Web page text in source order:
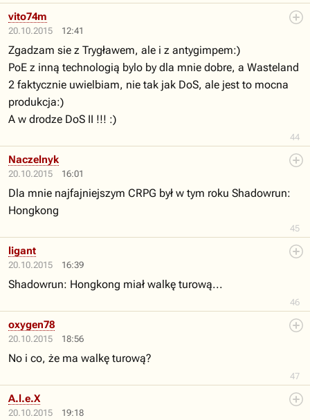
20.10.2015 12:41
44
vito74m
Zgadzam sie z Trygławem, ale i z antygimpem:)
PoE z inną technologią bylo by dla mnie dobre, a Wasteland
2 faktycznie uwielbiam, nie tak jak DoS, ale jest to mocna
produkcja:)
A w drodze DoS II !!! :)
20.10.2015 16:01
45
Naczelnyk
Dla mnie najfajniejszym CRPG był w tym roku Shadowrun:
Hongkong
20.10.2015 16:39
46
ligant
Shadowrun: Hongkong miał walkę turową...
20.10.2015 18:56
47
oxygen78
No i co, że ma walkę turową?
20.10.2015 19:18
A.l.e.X